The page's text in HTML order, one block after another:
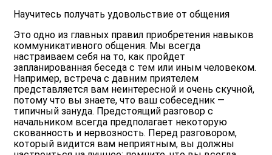
Научитесь получать удовольствие от общения
Это одно из главных правил приобретения навыков
коммуникативного общения. Мы всегда
настраиваем себя на то, как пройдет
запланированная беседа с тем или иным человеком.
Например, встреча с давним приятелем
представляется вам неинтересной и очень скучной,
потому что вы знаете, что ваш собеседник —
типичный зануда. Предстоящий разговор с
начальником всегда предполагает некоторую
скованность и нервозность. Перед разговором,
который видится вам неприятным, вы должны